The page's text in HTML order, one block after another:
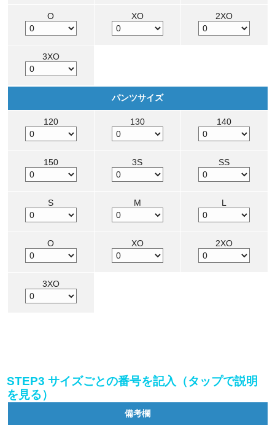
O XO 2XO
3XO
パンツサイズ
120 130 140
150 3S SS
S M L
O XO 2XO
3XO
STEP3 サイズごとの番号を記入（タップで説明
を見る）
備考欄